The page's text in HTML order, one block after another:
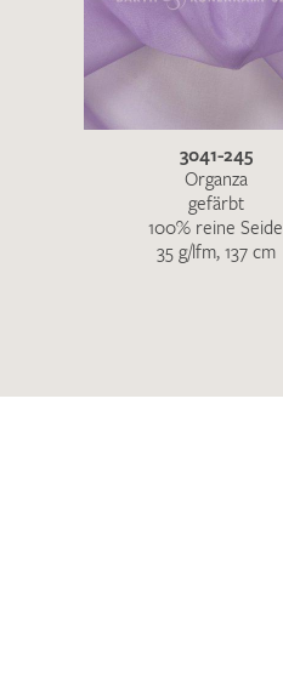
3041-245
Organza
gefärbt
100% reine Seide
35 g/lfm, 137 cm